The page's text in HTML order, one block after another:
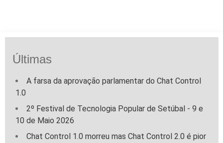
Últimas
A farsa da aprovação parlamentar do Chat Control
1.0
2º Festival de Tecnologia Popular de Setúbal - 9 e
10 de Maio 2026
Chat Control 1.0 morreu mas Chat Control 2.0 é pior